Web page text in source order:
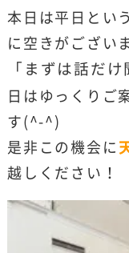
本日は平日とい
に空きがござい
「まずは話だけ
日はゆっくりご
す(^-^)
是非この機会に
越しください！